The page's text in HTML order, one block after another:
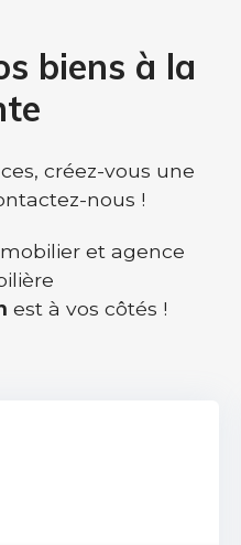
biens à la
créez-vous une
nous !
et agence
est à vos côtés !